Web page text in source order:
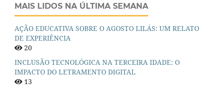
MAIS LIDOS NA ÚLTIMA SEMANA
AÇÃO EDUCATIVA SOBRE O AGOSTO LILÁS: UM RELATO
DE EXPERIÊNCIA
20
INCLUSÃO TECNOLÓGICA NA TERCEIRA IDADE: O
IMPACTO DO LETRAMENTO DIGITAL
13